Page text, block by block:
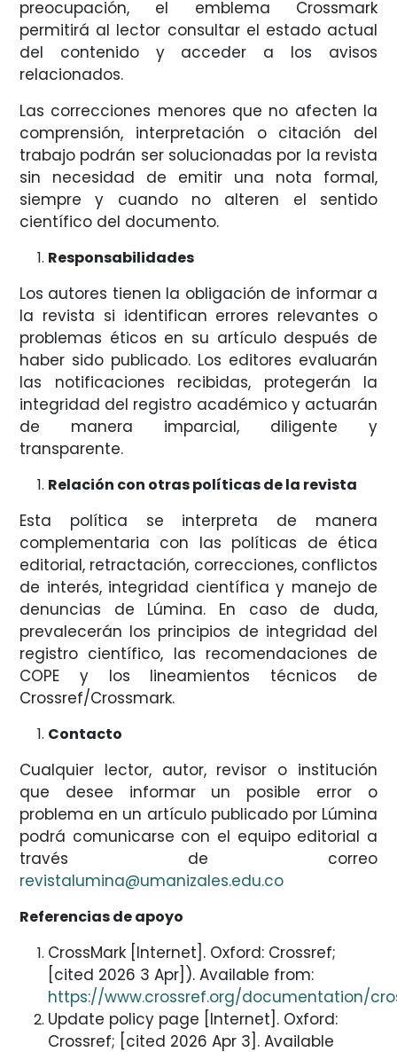
preocupación, el emblema Crossmark
permitirá al lector consultar el estado actual
del contenido y acceder a los avisos
relacionados.
Las correcciones menores que no afecten la
comprensión, interpretación o citación del
trabajo podrán ser solucionadas por la revista
sin necesidad de emitir una nota formal,
siempre y cuando no alteren el sentido
científico del documento.
Responsabilidades
Los autores tienen la obligación de informar a
la revista si identifican errores relevantes o
problemas éticos en su artículo después de
haber sido publicado. Los editores evaluarán
las notificaciones recibidas, protegerán la
integridad del registro académico y actuarán
de manera imparcial, diligente y
transparente.
Relación con otras políticas de la revista
Esta política se interpreta de manera
complementaria con las políticas de ética
editorial, retractación, correcciones, conflictos
de interés, integridad científica y manejo de
denuncias de Lúmina. En caso de duda,
prevalecerán los principios de integridad del
registro científico, las recomendaciones de
COPE y los lineamientos técnicos de
Crossref/Crossmark.
Contacto
Cualquier lector, autor, revisor o institución
que desee informar un posible error o
problema en un artículo publicado por Lúmina
podrá comunicarse con el equipo editorial a
través de correo
revistalumina@umanizales.edu.co
Referencias de apoyo
CrossMark [Internet]. Oxford: Crossref;
[cited 2026 3 Apr]). Available from:
https://www.crossref.org/documentation/
Update policy page [Internet]. Oxford:
Crossref; [cited 2026 Apr 3]. Available